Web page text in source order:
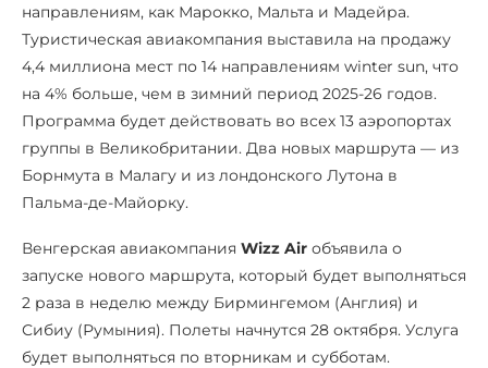
направлениям, как Марокко, Мальта и Мадейра.
Туристическая авиакомпания выставила на продажу
4,4 миллиона мест по 14 направлениям winter sun, что
на 4% больше, чем в зимний период 2025-26 годов.
Программа будет действовать во всех 13 аэропортах
группы в Великобритании. Два новых маршрута — из
Борнмута в Малагу и из лондонского Лутона в
Пальма-де-Майорку.
Венгерская авиакомпания Wizz Air объявила о
запуске нового маршрута, который будет выполняться
2 раза в неделю между Бирмингемом (Англия) и
Сибиу (Румыния). Полеты начнутся 28 октября. Услуга
будет выполняться по вторникам и субботам.